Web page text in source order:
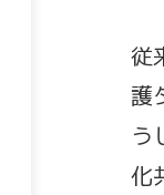
従
護
う
化